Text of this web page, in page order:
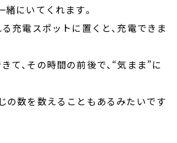
緒にいてくれます。
充電スポットに置くと、充電できま
て、その時間の前後で、“気まま”に
の数を数えることもあるみたいです